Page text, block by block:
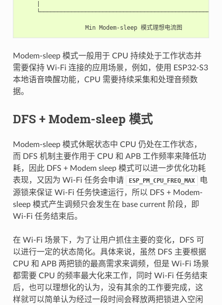
Modem-sleep 模式一般用于 CPU 持续处于工作状态并
需要保持 Wi-Fi 连接的应用场景，例如，使用 ESP32-S3
本地语音唤醒功能，CPU 需要持续采集和处理音频数
据。
DFS + Modem-sleep 模式
Modem-sleep 模式休眠状态中 CPU 仍处在工作状态，
而 DFS 机制主要作用于 CPU 和 APB 工作频率来降低功
耗，因此 DFS + Modem sleep 模式可以进一步优化功耗
表现，又因为 Wi-Fi 任务会申请
ESP_PM_CPU_FREQ_MAX
电
源锁来保证 Wi-Fi 任务快速运行，所以 DFS + Modem-
sleep 模式产生调频只会发生在 base current 阶段，即
Wi-Fi 任务结束后。
在 Wi-Fi 场景下，为了让用户抓住主要的变化，DFS 可
以进行一定的状态简化。具体来说，虽然 DFS 主要根据
CPU 和 APB 两把锁的最高需求来调频，但是 Wi-Fi 场景
都需要 CPU 的频率最大化来工作，同时 Wi-Fi 任务结束
后，也可以理想化的认为，没有其余的工作要完成，这
样就可以简单认为经过一段时间会释放两把锁进入空闲